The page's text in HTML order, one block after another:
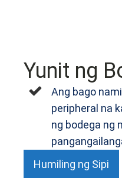
Yunit ng
Ang bago
peripheral na
ng bodega ng
Humiling ng Sipi